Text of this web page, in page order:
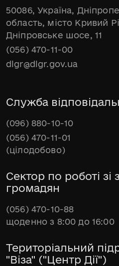
50086, Україна,
область, місто Кривий
Дніпровське шосе, 11
(056) 470-11-00
dlgr@dlgr.gov.ua
Служба
(096) 880-10-10
(056) 470-11-01
(цілодобово)
Сектор по роботі
громадян
(056) 470-10-88
щоденно з 8:00 до 16:00
Територіальний
"Віза" ("Центр Дії")